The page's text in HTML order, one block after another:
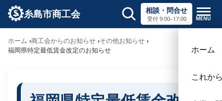
糸島市商工会 相談・問合せ
受付 9:00–17:00 MENU
サイト内検索
ホーム
これか
ホーム 商工会からのお知らせ その他お知らせ
福岡県特定最低賃金改定のお知らせ